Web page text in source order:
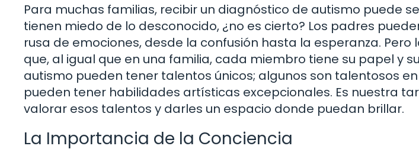
Para muchas familias, recibir un diagnóstico de autismo puede
tienen miedo de lo desconocido, ¿no es cierto? Los padres
rusa de emociones, desde la confusión hasta la esperanza.
que, al igual que en una familia, cada miembro tiene su papel y
autismo pueden tener talentos únicos; algunos son talentosos
pueden tener habilidades artísticas excepcionales. Es nuestra
valorar esos talentos y darles un espacio donde puedan brillar.
La Importancia de la Conciencia